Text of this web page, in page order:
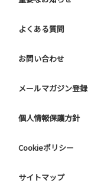
よくある質問
お問い合わせ
メールマガジン登録
個人情報保護方針
Cookieポリシー
サイトマップ